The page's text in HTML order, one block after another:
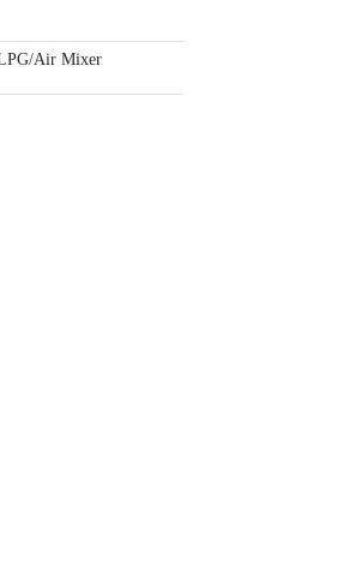
Air Mixer